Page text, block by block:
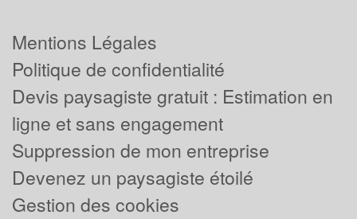
Mentions Légales
Politique de confidentialité
Devis paysagiste gratuit : Estimation en
ligne et sans engagement
Suppression de mon entreprise
Devenez un paysagiste étoilé
Gestion des cookies